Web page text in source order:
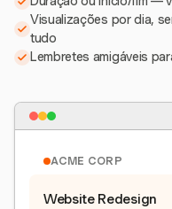
Visualizações por dia,
tudo
Lembretes amigáveis
ACME CORP
Website Redesign